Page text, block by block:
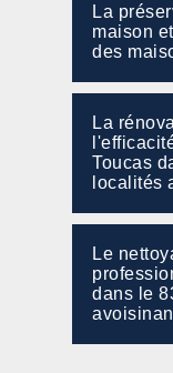
La
maison
des
La
Toucas
localités
Le
dans le